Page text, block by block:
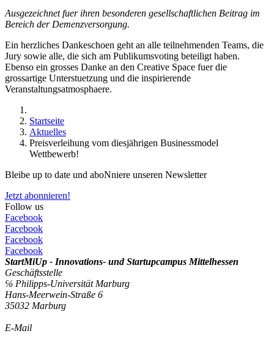
Ausgezeichnet fuer ihren besonderen gesellschaftlichen Beitrag im
Bereich der Demenzversorgung.
Ein herzliches Dankeschoen geht an alle teilnehmenden Teams, die
Jury sowie alle, die sich am Publikumsvoting beteiligt haben.
Ebenso ein grosses Danke an den Creative Space fuer die
grossartige Unterstuetzung und die inspirierende
Veranstaltungsatmosphaere.
Startseite
Aktuelles
Preisverleihung vom diesjährigen Businessmodel
Wettbewerb!
Bleibe up to date und aboNniere unseren Newsletter
Jetzt abonnieren!
Follow us
Facebook
Facebook
Facebook
Facebook
StartMiUp - Innovations- und Startupcampus Mittelhessen
Geschäftsstelle
℅ Philipps-Universität Marburg
Hans-Meerwein-Straße 6
35032 Marburg
E-Mail